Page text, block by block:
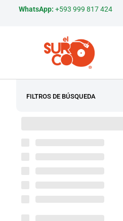
WhatsApp: +593 999 817 424
FILTROS DE BÚSQUEDA